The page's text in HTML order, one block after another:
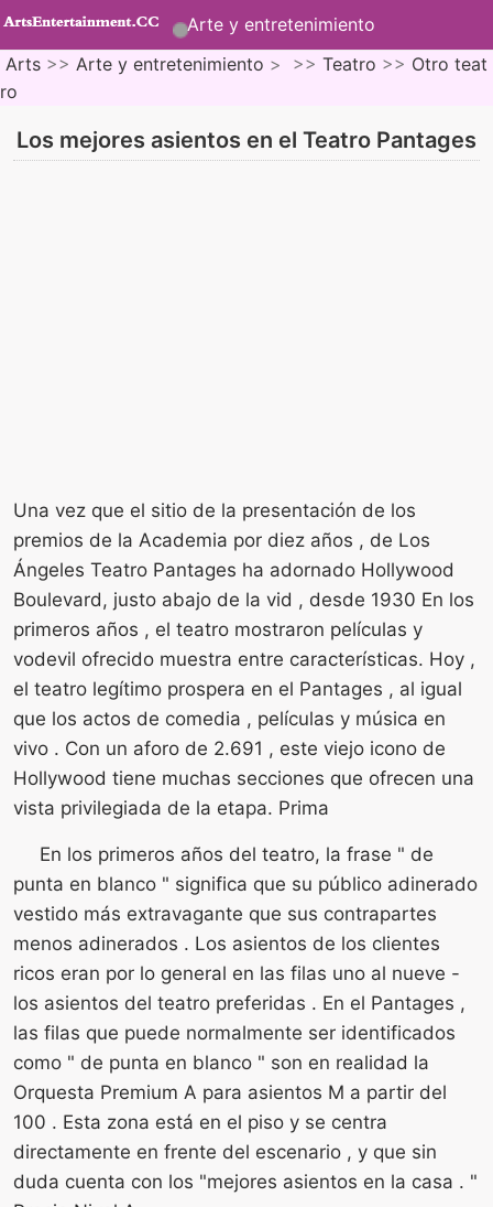
Arte y entretenimiento
Arts >> Arte y entretenimiento > >> Teatro >> Otro teat
ro
Los mejores asientos en el Teatro Pantages
Una vez que el sitio de la presentación de los
premios de la Academia por diez años , de Los
Ángeles Teatro Pantages ha adornado Hollywood
Boulevard, justo abajo de la vid , desde 1930 En los
primeros años , el teatro mostraron películas y
vodevil ofrecido muestra entre características. Hoy ,
el teatro legítimo prospera en el Pantages , al igual
que los actos de comedia , películas y música en
vivo . Con un aforo de 2.691 , este viejo icono de
Hollywood tiene muchas secciones que ofrecen una
vista privilegiada de la etapa. Prima
En los primeros años del teatro, la frase " de
punta en blanco " significa que su público adinerado
vestido más extravagante que sus contrapartes
menos adinerados . Los asientos de los clientes
ricos eran por lo general en las filas uno al nueve -
los asientos del teatro preferidas . En el Pantages ,
las filas que puede normalmente ser identificados
como " de punta en blanco " son en realidad la
Orquesta Premium A para asientos M a partir del
100 . Esta zona está en el piso y se centra
directamente en frente del escenario , y que sin
duda cuenta con los "mejores asientos en la casa . "